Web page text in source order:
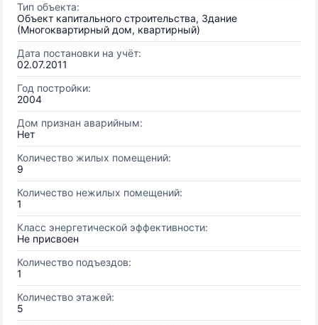
Тип объекта:
Объект капитального строительства, Здание
(Многоквартирный дом, квартирный)
Дата постановки на учёт:
02.07.2011
Год постройки:
2004
Дом признан аварийным:
Нет
Количество жилых помещений:
9
Количество нежилых помещений:
1
Класс энергетической эффективности:
Не присвоен
Количество подъездов:
1
Количество этажей:
5